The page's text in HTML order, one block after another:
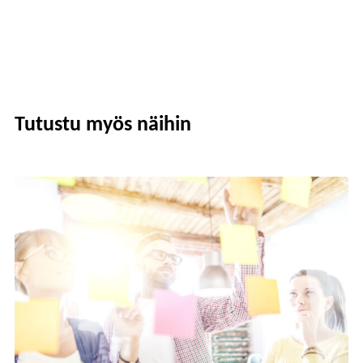
Tutustu myös näihin